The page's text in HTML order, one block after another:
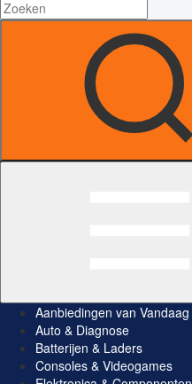
Aanbiedingen van Vandaag
Auto & Diagnose
Batterijen & Laders
Consoles & Videogames